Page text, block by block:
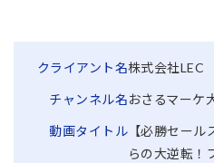
クライアント名株式会社LEC
チャンネル名おさるマーケ
動画タイトル 【必勝セー
らの大逆転！